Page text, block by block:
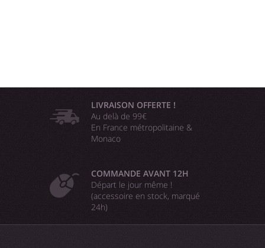
LIVRAISON OFFERTE !
Au delà de 99€
En France métropolitaine &
Monaco
COMMANDE AVANT 12H
Départ le jour même !
(accessoire en stock, marqué
24h)